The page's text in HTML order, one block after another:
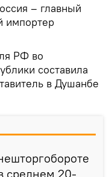
– главный
импортер
РФ во
составила
в Душанбе
среднем 20-